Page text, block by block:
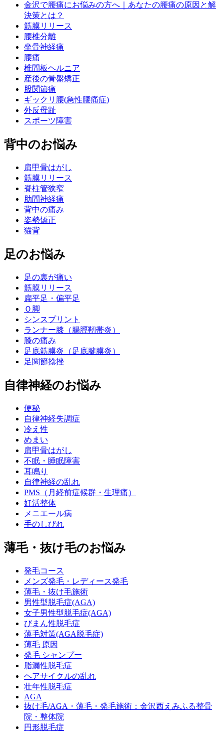
金沢で腰痛にお悩みの方へ｜あなたの腰痛の原因と解
決策とは？
筋膜リリース
腰椎分離
坐骨神経痛
腰痛
椎間板ヘルニア
産後の骨盤矯正
股関節痛
ギックリ腰(急性腰痛症)
外反母趾
スポーツ障害
背中のお悩み
肩甲骨はがし
筋膜リリース
脊柱管狭窄
肋間神経痛
背中の痛み
姿勢矯正
猫背
足のお悩み
足の裏が痛い
筋膜リリース
扁平足・偏平足
Ｏ脚
シンスプリント
ランナー膝（腸脛靭帯炎）
膝の痛み
足底筋膜炎（足底腱膜炎）
足関節捻挫
自律神経のお悩み
便秘
自律神経失調症
冷え性
めまい
肩甲骨はがし
不眠・睡眠障害
耳鳴り
自律神経の乱れ
PMS（月経前症候群・生理痛）
妊活整体
メニエール病
手のしびれ
薄毛・抜け毛のお悩み
発毛コース
メンズ発毛・レディース発毛
薄毛・抜け毛施術
男性型脱毛症(AGA)
女子男性型脱毛症(AGA)
びまん性脱毛症
薄毛対策(AGA脱毛症)
薄毛 原因
発毛 シャンプー
脂漏性脱毛症
ヘアサイクルの乱れ
壮年性脱毛症
AGA
抜け毛/AGA・薄毛・発毛施術：金沢西えみふる整骨
院・整体院
円形脱毛症